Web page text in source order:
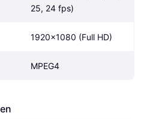
25, 24 fps)
1920x1080 (Full HD)
MPEG4